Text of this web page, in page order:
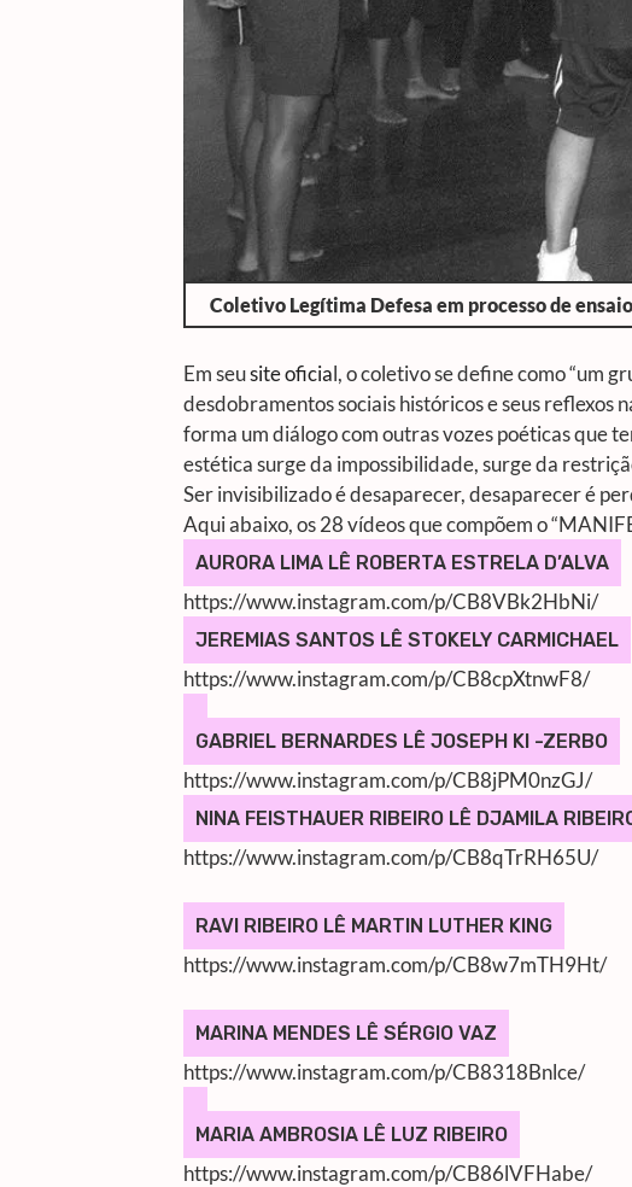
Coletivo Legítima Defesa em processo de
Em seusite oficial, o coletivo se define como “um
desdobramentos sociais históricos e seus reflexos
forma um diálogo com outras vozes poéticas que
estética surge da impossibilidade, surge da
Ser invisibilizado é desaparecer, desaparecer é
Aqui abaixo, os 28 vídeos que compõem o
AURORA LIMA LÊ ROBERTA ESTRELA D’ALVA
https://www.instagram.com/p/CB8VBk2HbNi/
JEREMIAS SANTOS LÊ STOKELY CARMICHAEL
https://www.instagram.com/p/CB8cpXtnwF8/
GABRIEL BERNARDES LÊ JOSEPH KI -ZERBO
https://www.instagram.com/p/CB8jPM0nzGJ/
NINA FEISTHAUER RIBEIRO LÊ DJAMILA
https://www.instagram.com/p/CB8qTrRH65U/
RAVI RIBEIRO LÊ MARTIN LUTHER KING
https://www.instagram.com/p/CB8w7mTH9Ht/
MARINA MENDES LÊ SÉRGIO VAZ
https://www.instagram.com/p/CB8318Bnlce/
MARIA AMBROSIA LÊ LUZ RIBEIRO
https://www.instagram.com/p/CB86lVFHabe/